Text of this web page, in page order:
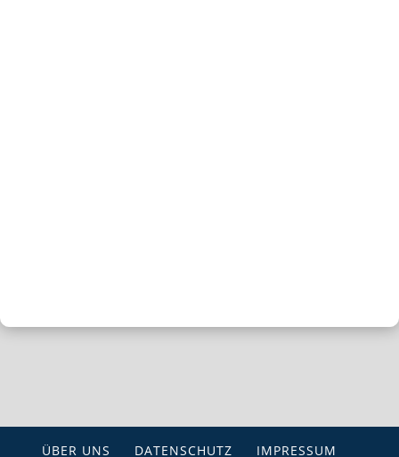
ÜBER UNS DATENSCHUTZ IMPRESSUM